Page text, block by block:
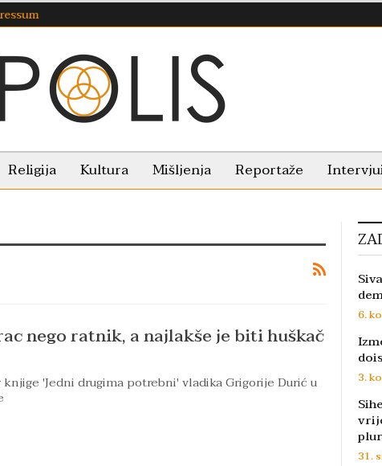
Religija Kultura Mišljenja Reportaže
nego ratnik, a najlakše je biti huškač
'Jedni drugima potrebni' vladika Grigorije Durić u
6.
3.
31.